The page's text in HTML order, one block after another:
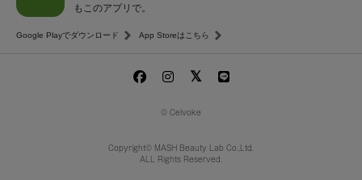
もこのアプリで。
Google Playでダウンロード App Storeはこちら
© Celvoke
Copyright© MASH Beauty Lab Co.,Ltd.
ALL Rights Reserved.